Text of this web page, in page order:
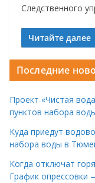
Следственного
Читайте далее
Последние
Проект «Чистая
пунктов набора
Куда приедут
набора воды в
Когда отключат
График опрессовки